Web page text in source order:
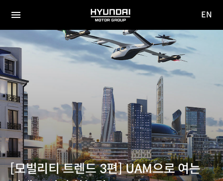
전체
메뉴
HYUNDAI
MOTOR
GROUP
EN
[모빌리티 트렌드 3편] UAM으로 여는